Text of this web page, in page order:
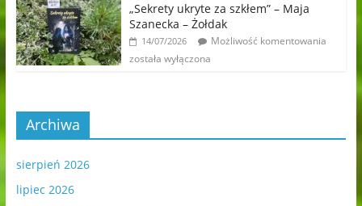
„Sekrety ukryte za szkłem” – Maja
Szanecka – Żołdak
14/07/2026
Możliwość komentowania
została wyłączona
Archiwa
sierpień 2026
lipiec 2026